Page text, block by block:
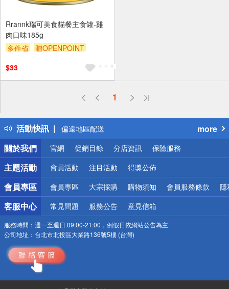
Rrannk瑞可美食貓餐主食罐-雞
肉口味185g
多件省
贈OPENPOINT
$33
1
活動快訊
偏遠地區配送
得獎公告
銀行優惠
偏遠地區配送
詐騙網頁！請小心！
more
關於我們
官網 促銷目錄 分店資訊 保險服務
主題活動 會員活動 注目活動 得獎公佈
會員專區 會員專區 大宗採購 購物須知 會員服務條款 隱
客服中心 常見問題 服務公告 意見信箱
服務時間： 週一至週日 09:00-21:00，例假日依網站公告為主
公司地址： 台北市北投區大業路136號5樓 (台灣)